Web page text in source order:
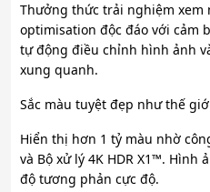
Thưởng thức trải nghiệm xem
optimisation độc đáo với cảm
tự động điều chỉnh hình ảnh
xung quanh.
Sắc màu tuyệt đẹp như thế
Hiển thị hơn 1 tỷ màu nhờ
và Bộ xử lý 4K HDR X1™.
độ tương phản cực độ.